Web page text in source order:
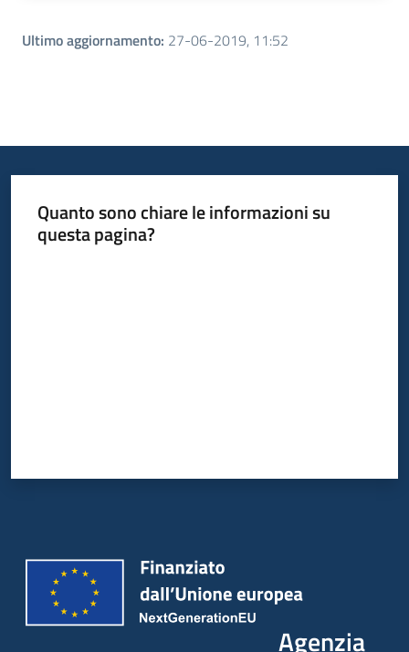
Ultimo aggiornamento: 27-06-2019, 11:52
Quanto sono chiare le informazioni su
questa pagina?
Agenzia